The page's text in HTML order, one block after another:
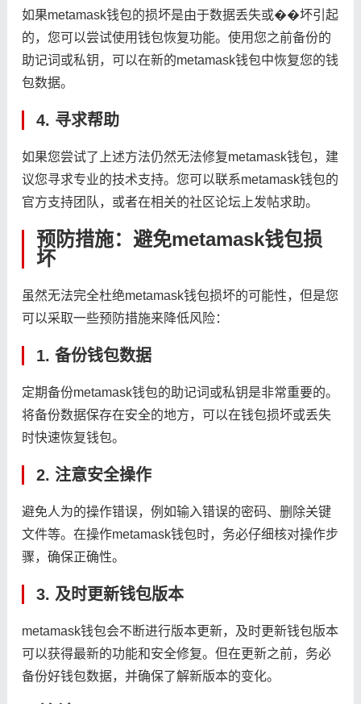
如果metamask钱包的损坏是由于数据丢失或��坏引起
的，您可以尝试使用钱包恢复功能。使用您之前备份的
助记词或私钥，可以在新的metamask钱包中恢复您的钱
包数据。
4. 寻求帮助
如果您尝试了上述方法仍然无法修复metamask钱包，建
议您寻求专业的技术支持。您可以联系metamask钱包的
官方支持团队，或者在相关的社区论坛上发帖求助。
预防措施：避免metamask钱包损
坏
虽然无法完全杜绝metamask钱包损坏的可能性，但是您
可以采取一些预防措施来降低风险：
1. 备份钱包数据
定期备份metamask钱包的助记词或私钥是非常重要的。
将备份数据保存在安全的地方，可以在钱包损坏或丢失
时快速恢复钱包。
2. 注意安全操作
避免人为的操作错误，例如输入错误的密码、删除关键
文件等。在操作metamask钱包时，务必仔细核对操作步
骤，确保正确性。
3. 及时更新钱包版本
metamask钱包会不断进行版本更新，及时更新钱包版本
可以获得最新的功能和安全修复。但在更新之前，务必
备份好钱包数据，并确保了解新版本的变化。